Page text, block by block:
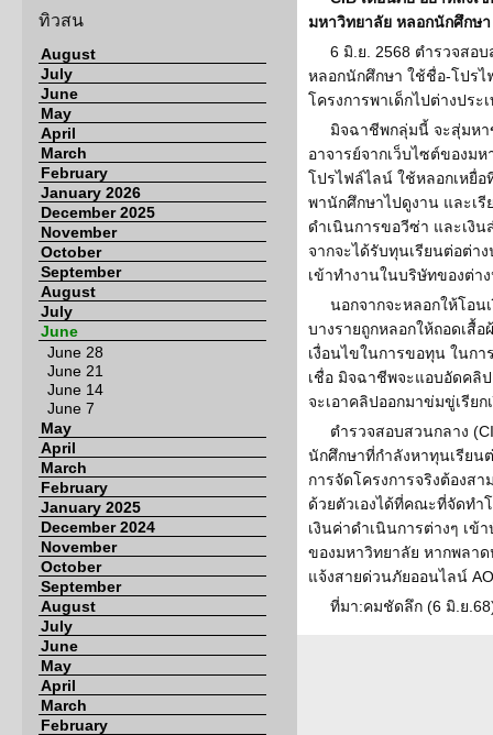
ทิวสน
August
July
June
May
April
March
February
January 2026
December 2025
November
October
September
August
July
June
June 28
June 21
June 14
June 7
May
April
March
February
January 2025
December 2024
November
October
September
August
July
June
May
April
March
February
มหาวิทยาลัย หลอกนักศึกษ
6 มิ.ย. 2568 ตำรวจสอ
หลอกนักศึกษา ใช้ชื่อ-โปรไ
โครงการพาเด็กไปต่างประ
มิจฉาชีพกลุ่มนี้ จะสุ่มห
อาจารย์จากเว็บไซต์ของม
โปรไฟล์ไลน์ ใช้หลอกเหยื่
พานักศึกษาไปดูงาน และเรี
ดำเนินการขอวีซ่า และเงิน
จากจะได้รับทุนเรียนต่อต่า
เข้าทำงานในบริษัทของต่า
นอกจากจะหลอกให้โอ
บางรายถูกหลอกให้ถอดเสื้
เงื่อนไขในการขอทุน ในกา
เชื่อ มิจฉาชีพจะแอบอัดคลิป
จะเอาคลิปออกมาข่มขู่เรียก
ตำรวจสอบสวนกลาง
นักศึกษาที่กำลังหาทุนเรียน
การจัดโครงการจริงต้องส
ด้วยตัวเองได้ที่คณะที่จัดทำ
เงินค่าดำเนินการต่างๆ เ
ของมหาวิทยาลัย หากพลา
แจ้งสายด่วนภัยออนไลน์
ที่มา:คมชัดลึก (6 มิ.ย